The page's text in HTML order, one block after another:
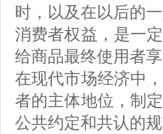
时，以及在以后的
消费者权益，是一
给商品最终使用者享
在现代市场经济中
者的主体地位，制
公共约定和共认的